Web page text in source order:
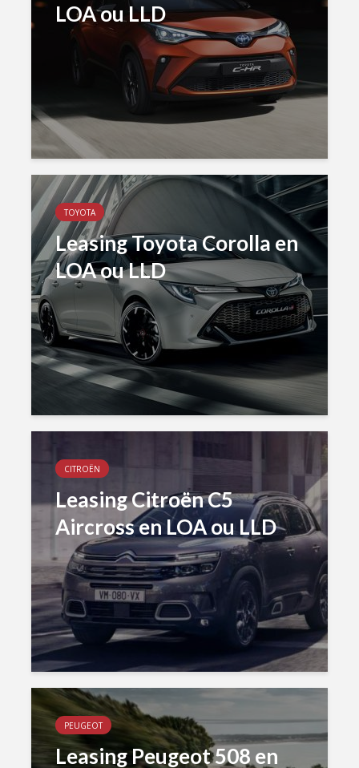
LOA ou LLD
TOYOTA
Leasing Toyota Corolla en
LOA ou LLD
CITROËN
Leasing Citroën C5
Aircross en LOA ou LLD
PEUGEOT
Leasing Peugeot 508 en